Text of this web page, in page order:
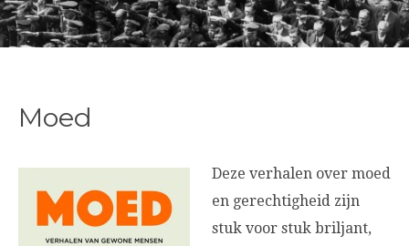
Moed
Deze verhalen over moed
en gerechtigheid zijn
stuk voor stuk briljant,